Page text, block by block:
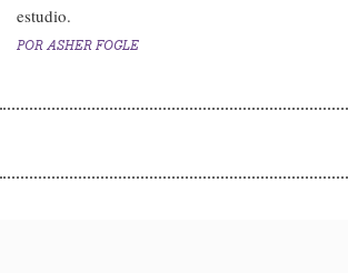
estudio.
PORASHER FOGLE